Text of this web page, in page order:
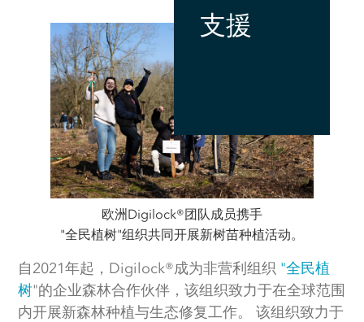
支援
欧洲Digilock®团队成员携手
"全民植树"组织共同开展新树苗种植活动。
自2021年起，Digilock®成为非营利组织 "全民植
树"的企业森林合作伙伴，该组织致力于在全球范围
内开展新森林种植与生态修复工作。 该组织致力于